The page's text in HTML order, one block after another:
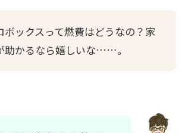
ボックスって燃費はどうなの？家
助かるなら嬉しいな……。